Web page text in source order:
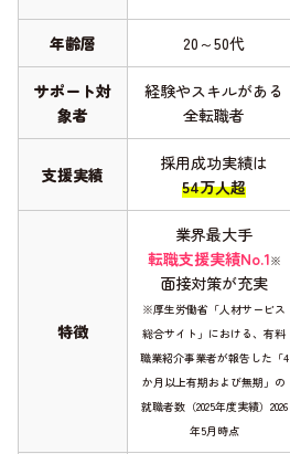
年齢層 20～50代
サポート対
象者
経験やスキルがある
全転職者
支援実績
採用成功実績は
54万人超
特徴
業界最大手
転職支援実績No.1※
面接対策が充実
※厚生労働省「人材サービス
総合サイト」における、有料
職業紹介事業者が報告した「4
か月以上有期および無期」の
就職者数（2025年度実績）2026
年5月時点